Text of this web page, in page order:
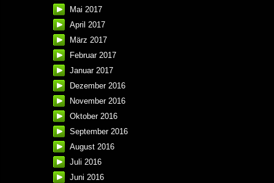
Mai 2017
April 2017
März 2017
Februar 2017
Januar 2017
Dezember 2016
November 2016
Oktober 2016
September 2016
August 2016
Juli 2016
Juni 2016